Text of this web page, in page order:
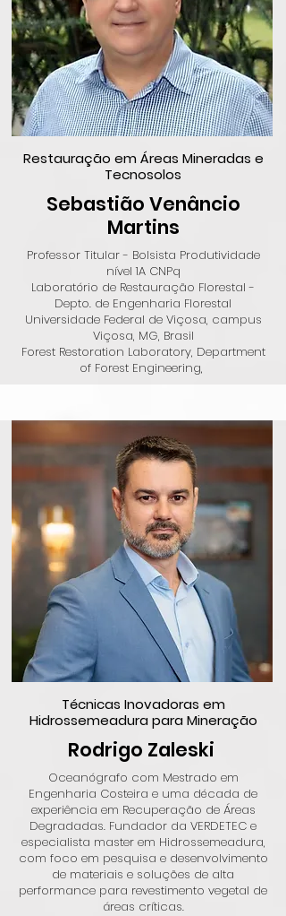
Restauração em Áreas Mineradas e
Tecnosolos
Sebastião Venâncio
Martins
Professor Titular - Bolsista Produtividade
nível 1A CNPq
Laboratório de Restauração Florestal -
Depto. de Engenharia Florestal
Universidade Federal de Viçosa, campus
Viçosa, MG, Brasil
Forest Restoration Laboratory, Department
of Forest Engineering,
Técnicas Inovadoras em
Hidrossemeadura para Mineração
Rodrigo Zaleski
Oceanógrafo com Mestrado em
Engenharia Costeira e uma década de
experiência em Recuperação de Áreas
Degradadas. Fundador da VERDETEC e
especialista master em Hidrossemeadura,
com foco em pesquisa e desenvolvimento
de materiais e soluções de alta
performance para revestimento vegetal de
áreas críticas.